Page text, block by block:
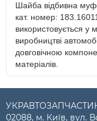
Шайба відбивна
кат. номер:
використовується у
виробництві
довговічною
матеріалів.
02088, м. Київ, вул.